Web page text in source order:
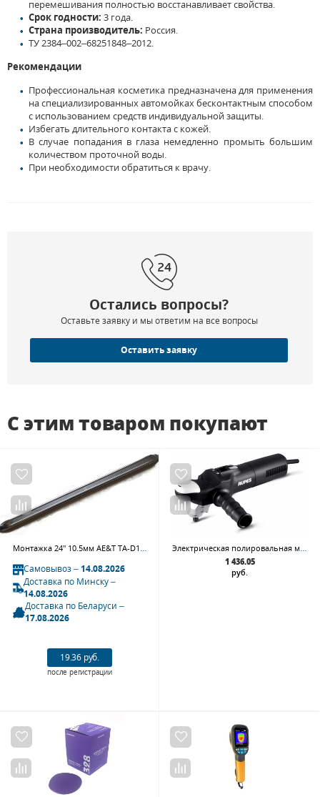
перемешивания полностью восстанавливает свойства.
Срок годности: 3 года.
Страна производитель: Россия.
ТУ 2384–002–68251848–2012.
Рекомендации
Профессиональная косметика предназначена для применения
на специализированных автомойках бесконтактным способом
с использованием средств индивидуальной защиты.
Избегать длительного контакта с кожей.
В случае попадания в глаза немедленно промыть большим
количеством проточной воды.
При необходимости обратиться к врачу.
Остались вопросы?
Оставьте заявку и мы ответим на все вопросы
Оставить заявку
С этим товаром покупают
Монтажка 24" 10.5мм AE&T TA-D1035-B-4
Самовывоз –14.08.2026
Доставка по Минску –
14.08.2026
Доставка по Беларуси –
17.08.2026
19.36 руб.
после регистрации
Электрическая полировальная машинка Rupes LH16ENS
1 436.05
руб.